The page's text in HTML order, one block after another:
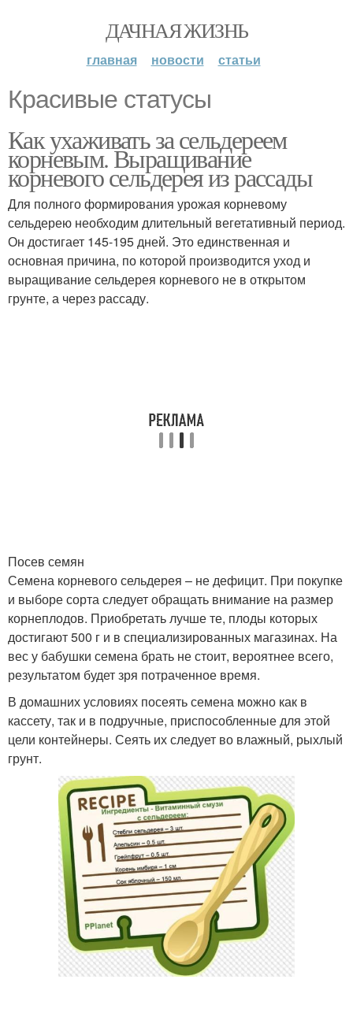
ДАЧНАЯ ЖИЗНЬ
главная новости статьи
Красивые статусы
Как ухаживать за сельдереем
корневым. Выращивание
корневого сельдерея из рассады
Для полного формирования урожая корневому
сельдерею необходим длительный вегетативный период.
Он достигает 145-195 дней. Это единственная и
основная причина, по которой производится уход и
выращивание сельдерея корневого не в открытом
грунте, а через рассаду.
Посев семян
Семена корневого сельдерея – не дефицит. При покупке
и выборе сорта следует обращать внимание на размер
корнеплодов. Приобретать лучше те, плоды которых
достигают 500 г и в специализированных магазинах. На
вес у бабушки семена брать не стоит, вероятнее всего,
результатом будет зря потраченное время.
В домашних условиях посеять семена можно как в
кассету, так и в подручные, приспособленные для этой
цели контейнеры. Сеять их следует во влажный, рыхлый
грунт.